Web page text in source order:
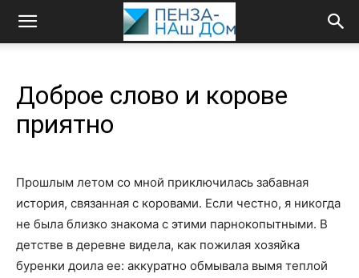
Доброе слово и корове
приятно
Прошлым летом со мной приключилась забавная
история, связанная с коровами. Если честно, я никогда
не была близко знакома с этими парнокопытными. В
детстве в деревне видела, как пожилая хозяйка
буренки доила ее: аккуратно обмывала вымя теплой